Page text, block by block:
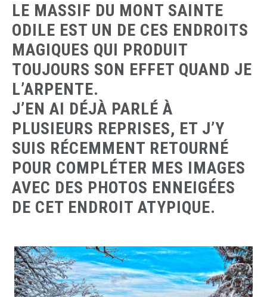
LE MASSIF DU MONT SAINTE
ODILE EST UN DE CES ENDROITS
MAGIQUES QUI PRODUIT
TOUJOURS SON EFFET QUAND JE
L’ARPENTE.
J’EN AI DÉJÀ PARLÉ À
PLUSIEURS REPRISES, ET J’Y
SUIS RÉCEMMENT RETOURNÉ
POUR COMPLÉTER MES IMAGES
AVEC DES PHOTOS ENNEIGÉES
DE CET ENDROIT ATYPIQUE.